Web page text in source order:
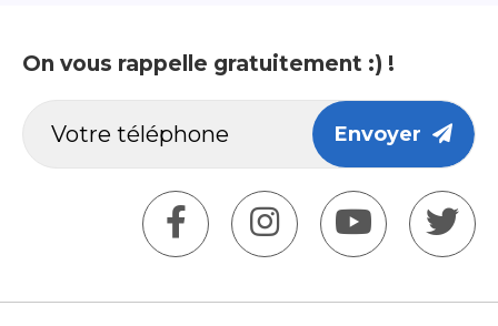
On vous rappelle gratuitement :) !
Envoyer